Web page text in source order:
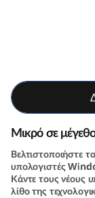
e
n
3
T
ThinkCentre
Μικρό σε
Βελτιστοποιήστε
υπολογιστές
Κάντε τους νέους
λίθο της